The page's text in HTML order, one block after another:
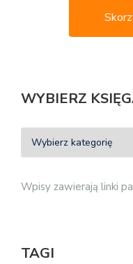
WYBIERZ
Wpisy zawierają linki
TAGI